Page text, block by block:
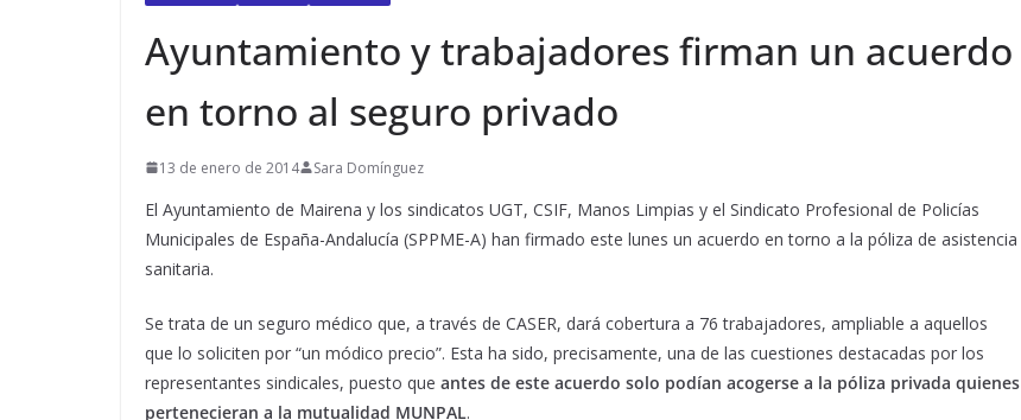
Ayuntamiento y trabajadores firman un acuerdo
en torno al seguro privado
13 de enero de 2014 Sara Domínguez
El Ayuntamiento de Mairena y los sindicatos UGT, CSIF, Manos Limpias y el Sindicato Profesional de Policías
Municipales de España-Andalucía (SPPME-A) han firmado este lunes un acuerdo en torno a la póliza de asistencia
sanitaria.
Se trata de un seguro médico que, a través de CASER, dará cobertura a 76 trabajadores, ampliable a aquellos
que lo soliciten por “un módico precio”. Esta ha sido, precisamente, una de las cuestiones destacadas por los
representantes sindicales, puesto que antes de este acuerdo solo podían acogerse a la póliza privada quienes
pertenecieran a la mutualidad MUNPAL.